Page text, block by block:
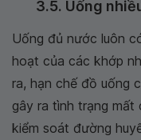
3.5. Uống
Uống đủ nước luôn
hoạt của các khớp
ra, hạn chế đồ uống
gây ra tình trạng
kiểm soát đường